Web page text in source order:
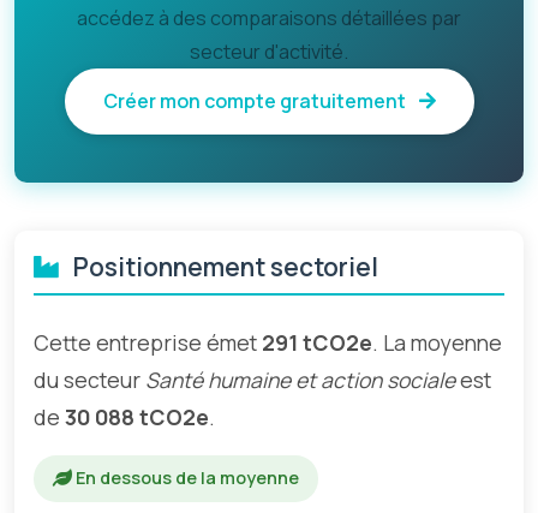
accédez à des comparaisons détaillées par
secteur d'activité.
Créer mon compte gratuitement
Positionnement sectoriel
Cette entreprise émet 291 tCO2e. La moyenne
du secteur Santé humaine et action socialeest
de 30 088 tCO2e.
En dessous de la moyenne